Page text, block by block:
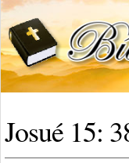
Josué 15: